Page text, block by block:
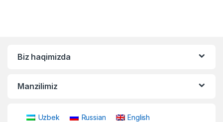
Biz haqimizda
Manzilimiz
Uzbek Russian English